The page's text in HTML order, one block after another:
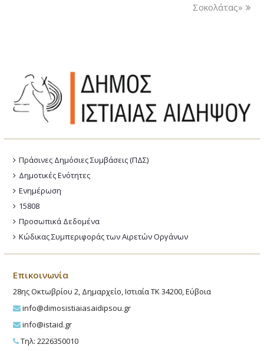
Σοκολάτας»
Πράσινες Δημόσιες Συμβάσεις (ΠΔΣ)
Δημοτικές Ενότητες
Ενημέρωση
15808
Προσωπικά Δεδομένα
Κώδικας Συμπεριφοράς των Αιρετών Οργάνων
Επικοινωνία
28ης Οκτωβρίου 2, Δημαρχείο, Ιστιαία ΤΚ 34200, Εύβοια
info@dimosistiaiasaidipsou.gr
info@istaid.gr
Τηλ: 2226350010